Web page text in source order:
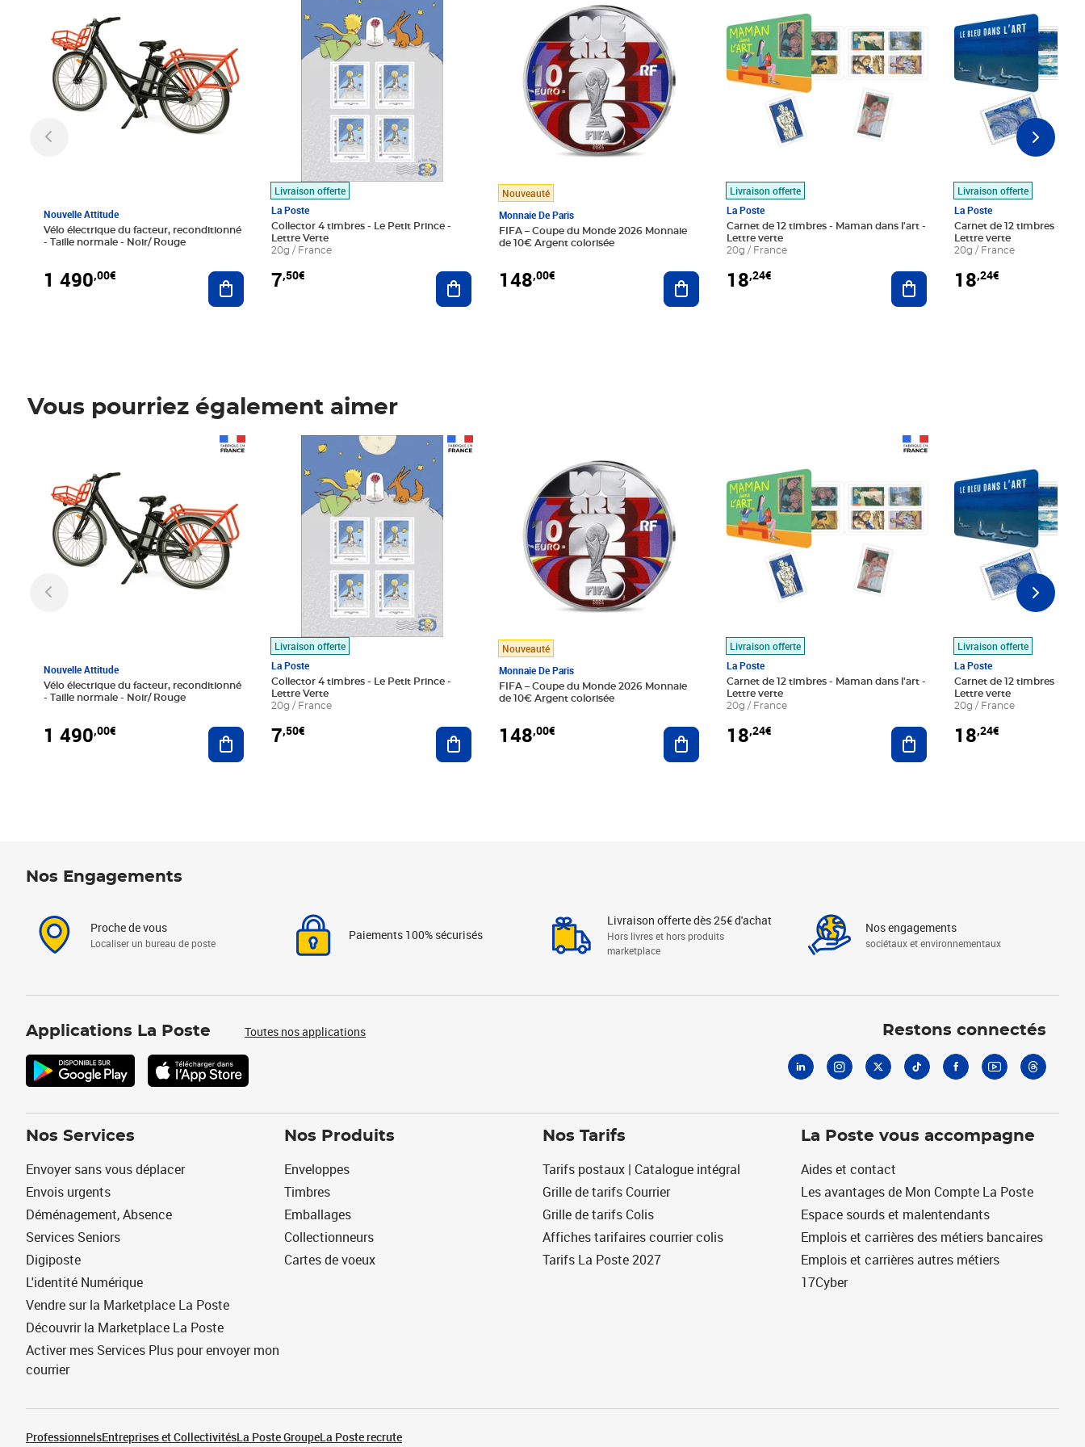
Nouvelle Attitude
Vélo électrique du facteur, reconditionné
- Taille normale - Noir/ Rouge
1 490,00€ Ajouter au panier
Livraison offerte
La Poste
Collector 4 timbres - Le Petit Prince -
Lettre Verte
20g / France
7,50€ Ajouter au panier
Nouveauté
Monnaie De Paris
FIFA – Coupe du Monde 2026 Monnaie
de 10€ Argent colorisée
148,00€ Ajouter au panier
Livraison offerte
La Poste
Carnet de 12 timbres - Maman dans l'art -
Lettre verte
20g / France
18,24€ Ajouter au panier
Livraison offerte
La Poste
Carnet de 12 timbres - Le
Lettre verte
20g / France
18,24€
Vous pourriez également aimer
Nouvelle Attitude
Vélo électrique du facteur, reconditionné
- Taille normale - Noir/ Rouge
1 490,00€ Ajouter au panier
Livraison offerte
La Poste
Collector 4 timbres - Le Petit Prince -
Lettre Verte
20g / France
7,50€
Prix 7,50€
Ajouter au panier
Nouveauté
Monnaie De Paris
FIFA – Coupe du Monde 2026 Monnaie
de 10€ Argent colorisée
148,00€ Ajouter au panier
Livraison offerte
La Poste
Carnet de 12 timbres - Maman dans l'art -
Lettre verte
20g / France
18,24€ Ajouter au panier
Livraison offerte
La Poste
Carnet de 12 timbres - Le
Lettre verte
20g / France
18,24€
Nos Engagements
Proche de vous
Localiser un bureau de poste
Paiements 100% sécurisés
Livraison offerte dès 25€ d'achat
Hors livres et hors produits
marketplace
Nos engagements
sociétaux et environnementaux
Applications La Poste Toutes nos applications Restons connectés
Nos Services
Envoyer sans vous déplacer
Envois urgents
Déménagement, Absence
Services Seniors
Digiposte
L'identité Numérique
Vendre sur la Marketplace La Poste
Découvrir la Marketplace La Poste
Activer mes Services Plus pour envoyer mon
courrier
Nos Produits
Enveloppes
Timbres
Emballages
Collectionneurs
Cartes de voeux
Nos Tarifs
Tarifs postaux | Catalogue intégral
Grille de tarifs Courrier
Grille de tarifs Colis
Affiches tarifaires courrier colis
Tarifs La Poste 2027
La Poste vous accompagne
Aides et contact
Les avantages de Mon Compte La Poste
Espace sourds et malentendants
Emplois et carrières des métiers bancaires
Emplois et carrières autres métiers
17Cyber
ProfessionnelsEntreprises et CollectivitésLa Poste GroupeLa Poste recrute